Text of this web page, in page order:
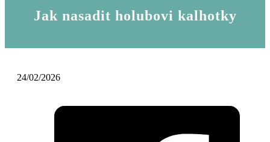
Jak nasadit holubovi kalhotky
24/02/2026